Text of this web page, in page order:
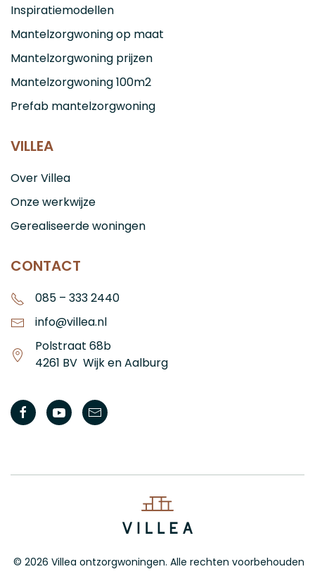
Inspiratiemodellen
Mantelzorgwoning op maat
Mantelzorgwoning prijzen
Mantelzorgwoning 100m2
Prefab mantelzorgwoning
VILLEA
Over Villea
Onze werkwijze
Gerealiseerde woningen
CONTACT
085 – 333 2440
info@villea.nl
Polstraat 68b
4261 BV Wijk en Aalburg
© 2026 Villea ontzorgwoningen. Alle rechten voorbehouden